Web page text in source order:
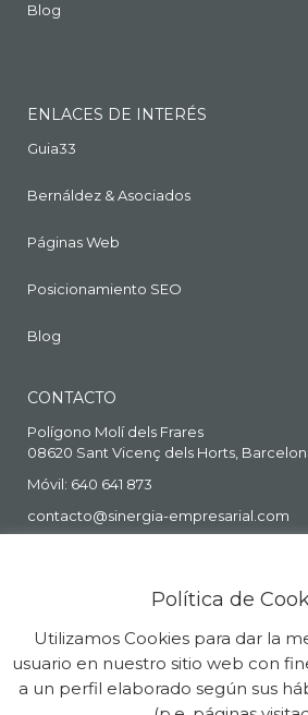
Blog
ENLACES DE INTERÉS
Guia33
Bernáldez & Asociados
Páginas Web
Posicionamiento SEO
Blog
CONTACTO
Polígono Molí dels Frares
08620 Sant Vicenç dels Horts,
Móvil: 640 641 873
contacto@sinergia-empresarial.com
Política de
Utilizamos Cookies para dar la
usuario en nuestro sitio web con
a un perfil elaborado según sus